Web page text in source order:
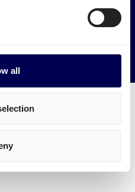
all
naar Amazon MAN4.
transport naar